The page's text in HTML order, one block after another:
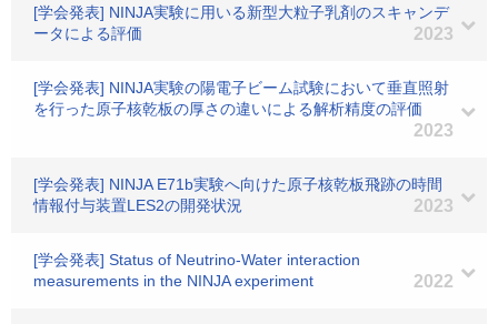
[学会発表] NINJA実験に用いる新型大粒子乳剤のスキャンデ
ータによる評価
2023
[学会発表] NINJA実験の陽電子ビーム試験において垂直照射
を行った原子核乾板の厚さの違いによる解析精度の評価
2023
[学会発表] NINJA E71b実験へ向けた原子核乾板飛跡の時間
情報付与装置LES2の開発状況
2023
[学会発表] Status of Neutrino-Water interaction
measurements in the NINJA experiment
2022